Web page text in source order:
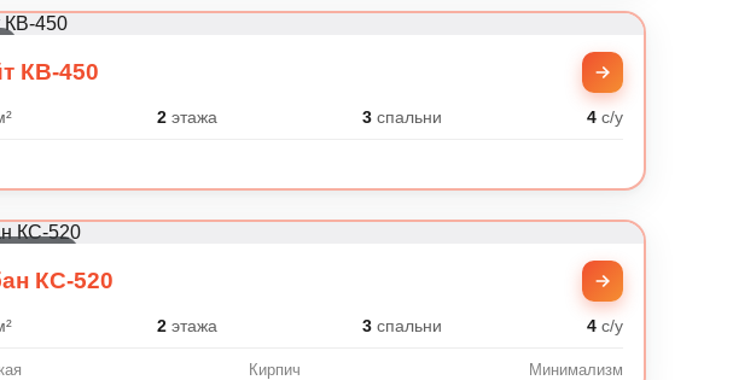
КВ-450
2этажа 3спальни 4с/у
КС-520
2этажа 3спальни 4с/у
Кирпич Минимализм